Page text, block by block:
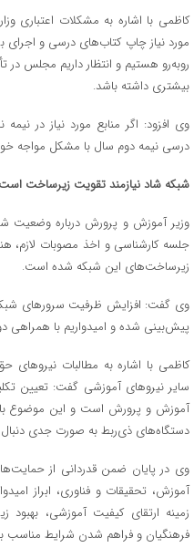
کاظمی با اشاره به مشکلات اعتباری
مورد نیاز چاپ کتاب‌های درسی و اجرای
روبه‌رو هستیم و انتظار داریم مجلس در
بیشتری داشته باشد.
وی افزود: اگر منابع مورد نیاز در
درسی نیمه دوم سال با مشکل مواجه
شبکه شاد نیازمند تقویت زیرساخت است
وزیر آموزش و پرورش درباره وضعیت
جلسه کارشناسی و اخذ مصوبات لازم،
زیرساخت‌های این شبکه شده است.
وی گفت: افزایش ظرفیت سرورهای
پیش‌بینی شده و امیدواریم با
کاظمی با اشاره به مطالبات
سایر نیروهای آموزشی گفت: تعیین
آموزش و پرورش است و این موضوع با
دستگاه‌های ذی‌ربط به صورت جدی
وی در پایان ضمن قدردانی از
آموزش، تحقیقات و فناوری، ابراز
زمینه ارتقای کیفیت آموزشی،
فرهنگیان و فراهم شدن شرایط مناسب